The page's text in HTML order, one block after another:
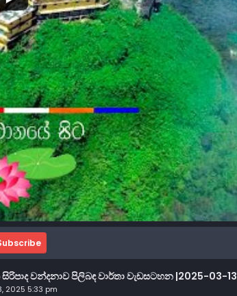
වන්දනාව පිලිබඳ වාර්තා වැඩසටහන |2025-03-13
2025 5:33 pm